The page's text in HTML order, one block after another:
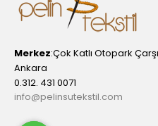
Merkez:Çok Katlı Otopark
Ankara
0.312. 431 0071
info@pelinsutekstil.com